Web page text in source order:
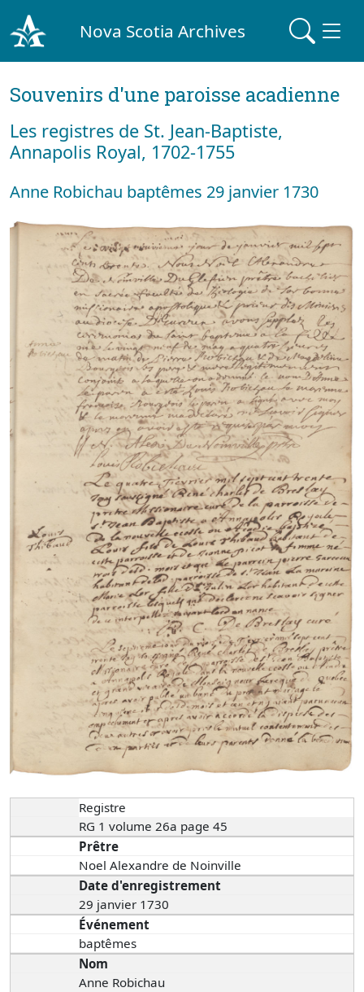
Nova Scotia Archives
Souvenirs d'une paroisse acadienne
Les registres de St. Jean-Baptiste,
Annapolis Royal, 1702-1755
Anne Robichau baptêmes 29 janvier 1730
Registre
RG 1 volume 26a page 45
Prêtre
Noel Alexandre de Noinville
Date d'enregistrement
29 janvier 1730
Événement
baptêmes
Nom
Anne Robichau